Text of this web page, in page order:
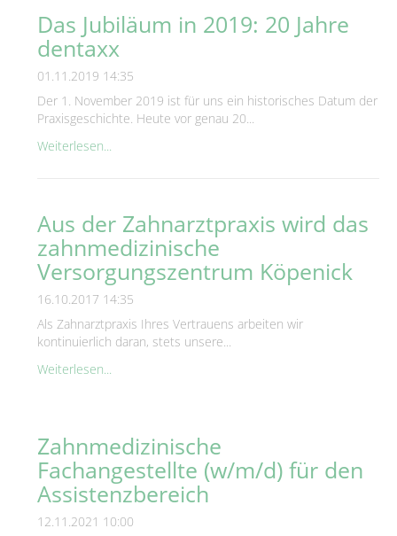
Das Jubiläum in 2019: 20 Jahre
dentaxx
01.11.2019 14:35
Der 1. November 2019 ist für uns ein historisches Datum der
Praxisgeschichte. Heute vor genau 20...
Weiterlesen...
Aus der Zahnarztpraxis wird das
zahnmedizinische
Versorgungszentrum Köpenick
16.10.2017 14:35
Als Zahnarztpraxis Ihres Vertrauens arbeiten wir
kontinuierlich daran, stets unsere...
Weiterlesen...
Zahnmedizinische
Fachangestellte (w/m/d) für den
Assistenzbereich
12.11.2021 10:00